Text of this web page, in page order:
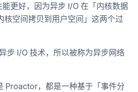
更好，因为异步 I/O 在「内核数据
核空间拷贝到用户空间」这两个过
步 I/O 技术，所以被称为异步网络
Proactor，都是一种基于「事件分